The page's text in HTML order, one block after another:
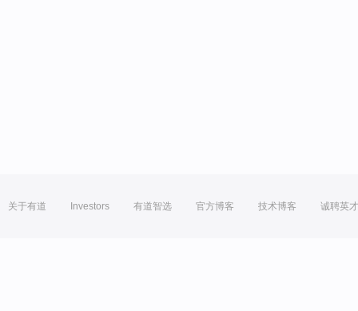
关于有道 Investors 有道智选 官方博客 技术博客 诚聘英才